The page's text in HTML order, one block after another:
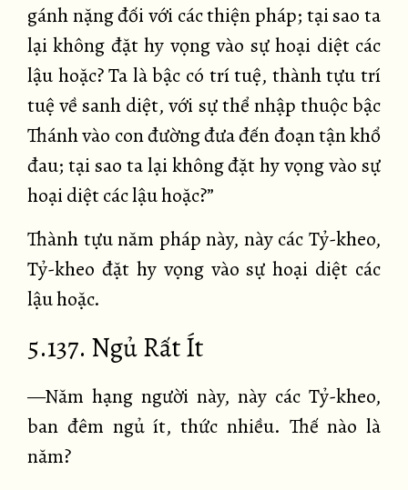
gánh nặng đối với các thiện pháp; tại sao ta
lại không đặt hy vọng vào sự hoại diệt các
lậu hoặc? Ta là bậc có trí tuệ, thành tựu trí
tuệ về sanh diệt, với sự thể nhập thuộc bậc
Thánh vào con đường đưa đến đoạn tận khổ
đau; tại sao ta lại không đặt hy vọng vào sự
hoại diệt các lậu hoặc?”
Thành tựu năm pháp này, này các Tỷ-kheo,
Tỷ-kheo đặt hy vọng vào sự hoại diệt các
lậu hoặc.
5.137. Ngủ Rất Ít
—Năm hạng người này, này các Tỷ-kheo,
ban đêm ngủ ít, thức nhiều. Thế nào là
năm?